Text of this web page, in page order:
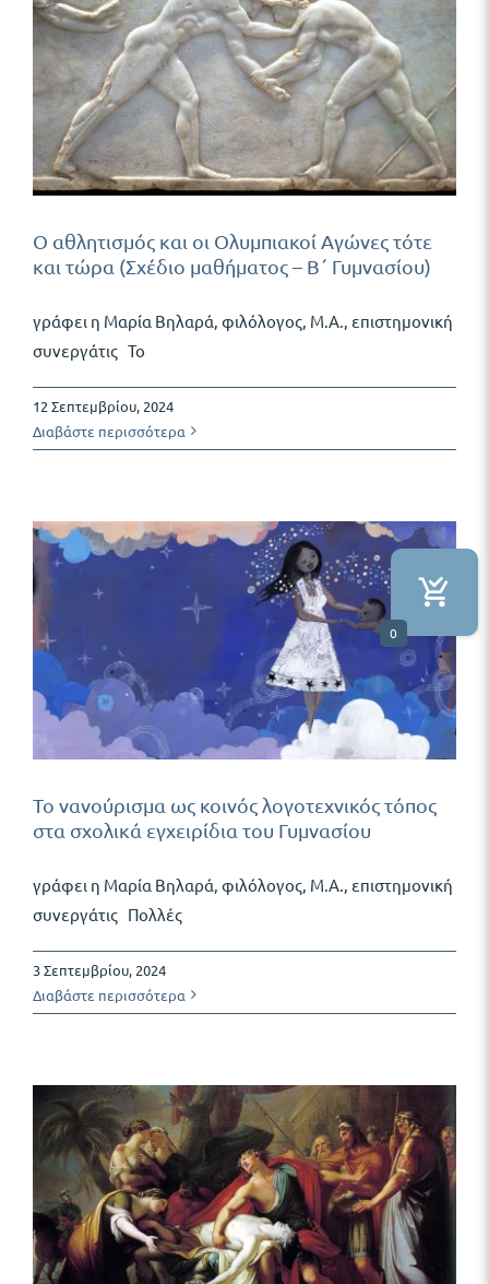
Ο αθλητισμός και οι Ολυμπιακοί Αγώνες τότε
και τώρα (Σχέδιο μαθήματος – Β΄ Γυμνασίου)
γράφει η Μαρία Βηλαρά, φιλόλογος, Μ.Α., επιστημονική
συνεργάτις Το
12 Σεπτεμβρίου, 2024
Διαβάστε περισσότερα
Το νανούρισμα ως κοινός λογοτεχνικός τόπος
στα σχολικά εγχειρίδια του Γυμνασίου
γράφει η Μαρία Βηλαρά, φιλόλογος, Μ.Α., επιστημονική
συνεργάτις Πολλές
3 Σεπτεμβρίου, 2024
Διαβάστε περισσότερα
0